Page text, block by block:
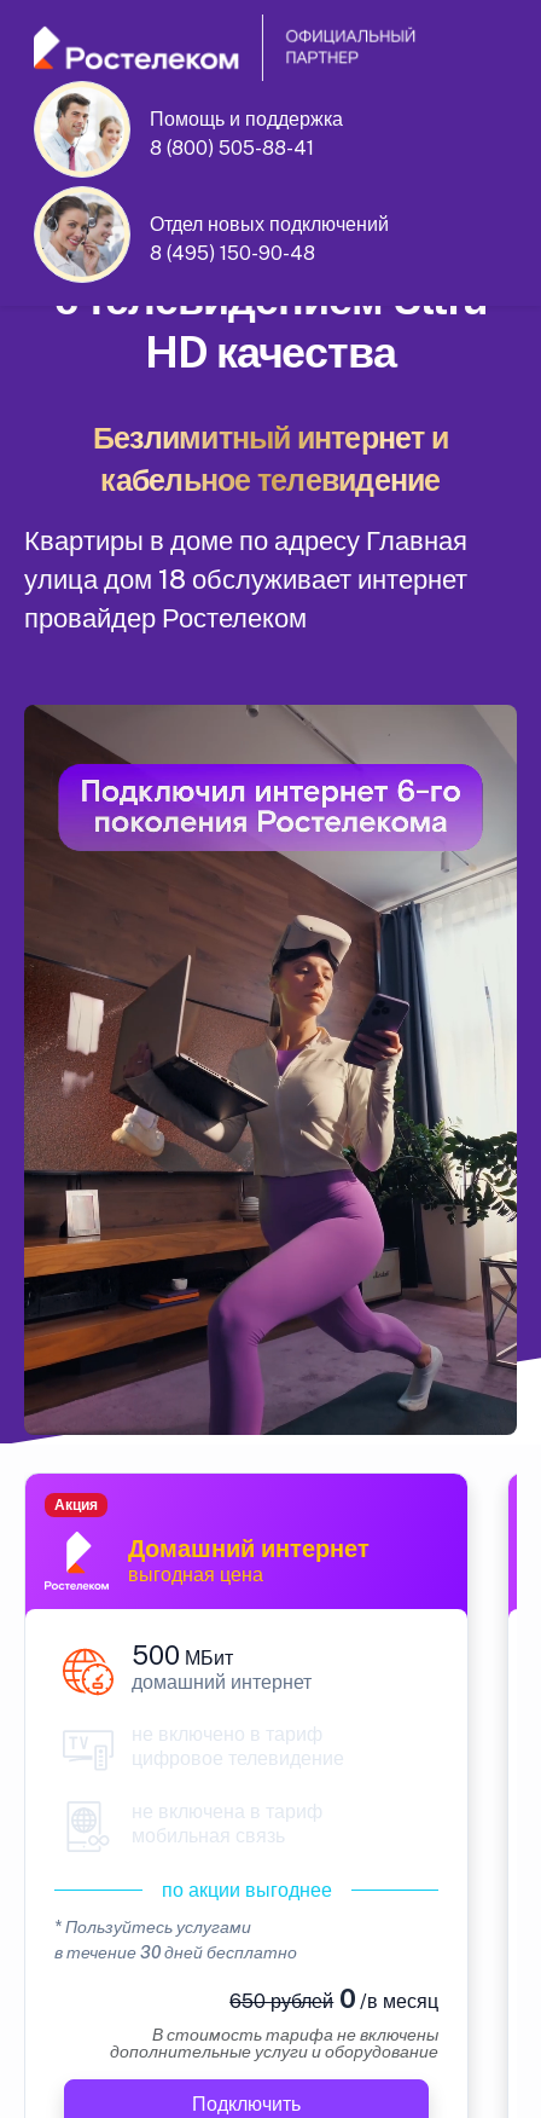
Помощь и поддержка
8 (800) 505-88-41
Отдел новых подключений
8 (495) 150-90-48
Главная улица дом 18
Домашний интернет
с телевидением Ultra
HD качества
Безлимитный интернет и
кабельное телевидение
Квартиры в доме по адресу Главная
улица дом 18 обслуживает интернет
провайдер Ростелеком
Домашний интернет
выгодная цена
Акция
500 МБит
домашний интернет
не включено в тариф
цифровое телевидение
не включена в тариф
мобильная связь
по акции выгоднее
* Пользуйтесь услугами
в течение 30 дней бесплатно
650 рублей0 /в месяц
В стоимость тарифа не включены
дополнительные услуги и оборудование
Подключить